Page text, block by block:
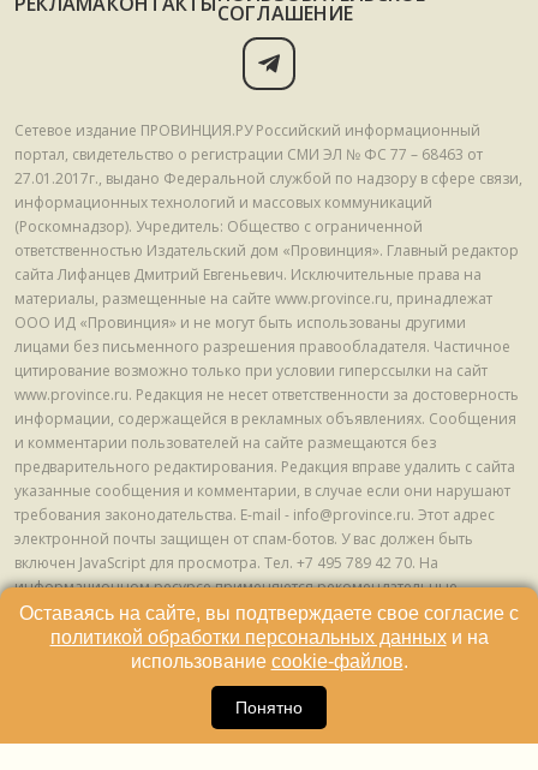
СОГЛАШЕНИЕ
Сетевое издание ПРОВИНЦИЯ.РУ Российский информационный
портал, свидетельство о регистрации СМИ ЭЛ № ФС 77 – 68463 от
27.01.2017г., выдано Федеральной службой по надзору в сфере связи,
информационных технологий и массовых коммуникаций
(Роскомнадзор). Учредитель: Общество с ограниченной
ответственностью Издательский дом «Провинция». Главный редактор
сайта Лифанцев Дмитрий Евгеньевич. Исключительные права на
материалы, размещенные на сайте www.province.ru, принадлежат
ООО ИД «Провинция» и не могут быть использованы другими
лицами без письменного разрешения правообладателя. Частичное
цитирование возможно только при условии гиперссылки на сайт
www.province.ru. Редакция не несет ответственности за достоверность
информации, содержащейся в рекламных объявлениях. Сообщения
и комментарии пользователей на сайте размещаются без
предварительного редактирования. Редакция вправе удалить с сайта
указанные сообщения и комментарии, в случае если они нарушают
требования законодательства. E-mail - info@province.ru. Этот адрес
электронной почты защищен от спам-ботов. У вас должен быть
включен JavaScript для просмотра. Tел. +7 495 789 42 70. На
информационном ресурсе применяются рекомендательные
технологии (информационные технологии предоставления
информации на основе сбора, систематизации и анализа сведений,
относящихся к предпочтениям пользователей сети "Интернет",
находящихся на территории Российской Федерации) © ООО ИД
Оставаясь на сайте, вы подтверждаете свое согласие с
политикой обработки персональных данныхи на
использование cookie-файлов.
Понятно